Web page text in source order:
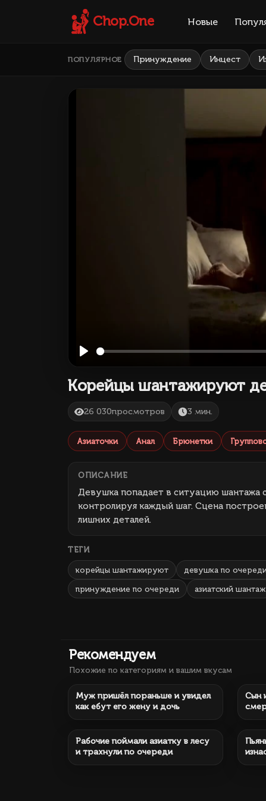
Chop.One Новые
ПОПУЛЯРНОЕ Принуждение Инцест
Play
Корейцы шантажируют
26 030просмотров 3 мин.
Азиаточки Анал Брюнетки
ОПИСАНИЕ
Девушка попадает в ситуацию шантажа
контролируя каждый шаг. Сцена
лишних деталей.
ТЕГИ
корейцы шантажируют девушка по
принуждение по очереди азиатский шантаж
Рекомендуем
Похожие по категориям и вашим вкусам
144 372 19 мин.
Муж пришёл пораньше и увидел
как ебут его жену и дочь
Сын
242 537 37 мин.
Рабочие поймали азиатку в лесу
и трахнули по очереди